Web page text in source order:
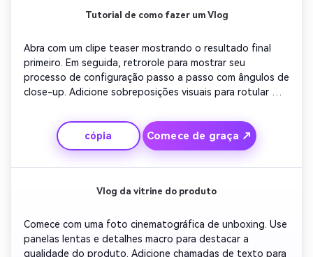
Tutorial de como fazer um Vlog
Abra com um clipe teaser mostrando o resultado final
primeiro. Em seguida, retrorole para mostrar seu
processo de configuração passo a passo com ângulos de
close-up. Adicione sobreposições visuais para rotular
para orientar os espectadores. Conclua resumindo as
principais etapas com uma lista de verificação na tela
para impulsionar a retenção.
cópia Comece de graça ↗
Vlog da vitrine do produto
Comece com uma foto cinematográfica de unboxing. Use
panelas lentas e detalhes macro para destacar a
qualidade do produto. Adicione chamadas de texto para